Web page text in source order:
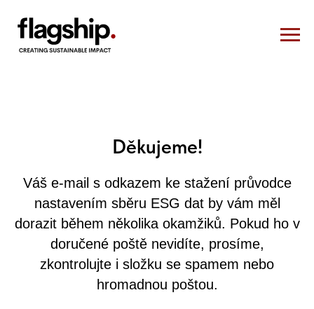
Děkujeme!
Váš e-mail s odkazem ke stažení průvodce
nastavením sběru ESG dat by vám měl
dorazit během několika okamžiků. Pokud ho v
doručené poště nevidíte, prosíme,
zkontrolujte i složku se spamem nebo
hromadnou poštou.